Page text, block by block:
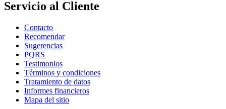
Servicio al Cliente
Contacto
Recomendar
Sugerencias
PQRS
Testimonios
Términos y condiciones
Tratamiento de datos
Informes financieros
Mapa del sitio